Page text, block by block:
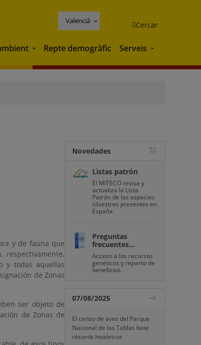
Valencià Cercar
Medi ambient
Repte demogràfic Serveis Serveis
y de fauna que
respectivamente,
y todas aquellas
de Zonas
ser objeto de
de Zonas de
Novedades
Listas patrón
El MITECO revisa y
actualiza la Lista
Patrón de las especies
silvestres presentes en
España
Preguntas
frecuentes...
Acceso a los recursos
genéticos y reparto de
beneficios
07/08/2025
El censo de aves del Parque
Nacional de las Tablas bate
récords históricos